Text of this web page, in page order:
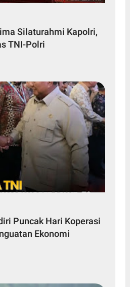
Silaturahmi Kapolri,
TNI-Polri
Puncak Hari Koperasi
Ekonomi